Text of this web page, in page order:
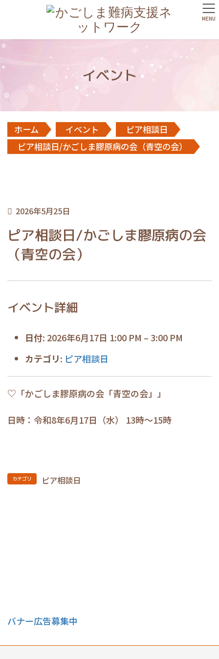
イベント
ホーム イベント
ピア相談日
ピア相談日/かごしま膠原病の会（青空の会）
2026年5月25日
ピア相談日/かごしま膠原病の会
（青空の会）
イベント詳細
日付: 2026年6月17日 1:00 PM – 3:00 PM
カテゴリ: ピア相談日
♡「かごしま膠原病の会「青空の会」」
日時：令和8年6月17日（水） 13時～15時
カテゴリ ピア相談日
バナー広告募集中
MENU